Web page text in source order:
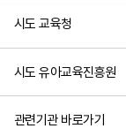
시도 교육청
시도 유아교육진흥원
관련기관 바로가기